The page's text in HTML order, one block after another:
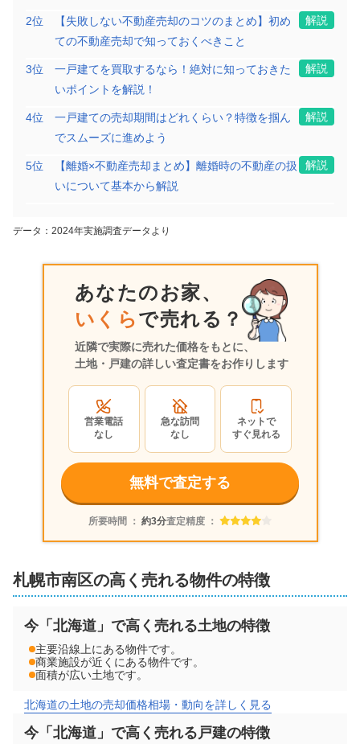
2025年12月
北海道札幌市南区真駒内
階数:2階
建物面積:128㎡ 土地面積:245㎡
築年数:
46年
建物面積:
119 ㎡ 土地面積: 263㎡
700 万円
北海道札幌市南区藤野一条六丁目
階 築年数:
建物面積:168㎡ 土地面積:232㎡
3,200万円
階数:2階 築年数:55年
建物面積:142 土地面積:291㎡
500万円
北海道札幌市南区藤野四条九丁目
2位
【失敗しない不動産売却のコツのまとめ】初め
ての不動産売却で知っておくべきこと
解説
3位
一戸建てを買取するなら！絶対に知っておきた
いポイントを解説！
解説
4位
一戸建ての売却期間はどれくらい？特徴を掴ん
でスムーズに進めよう
解説
5位
【離婚×不動産売却まとめ】離婚時の不動産の扱
いについて基本から解説
解説
データ：2024年実施調査データより
あなたのお家、
いくらで売れる？
近隣で実際に売れた価格をもとに、
土地・戸建の詳しい査定書をお作りします
営業電話
なし
急な訪問
なし
ネットで
すぐ見れる
無料で査定する
所要時間 ： 約3分査定精度 ：
札幌市南区の高く売れる物件の特徴
今「北海道」で高く売れる土地の特徴
主要沿線上にある物件です。
商業施設が近くにある物件です。
面積が広い土地です。
北海道の土地の売却価格相場・動向を詳しく見る
今「北海道」で高く売れる戸建の特徴